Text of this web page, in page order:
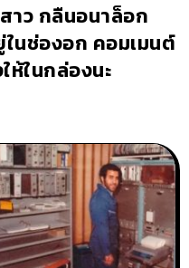
ว กลืนอนาล็อก
นช่องอก คอมเมนต์
ห้ในกล่องนะ